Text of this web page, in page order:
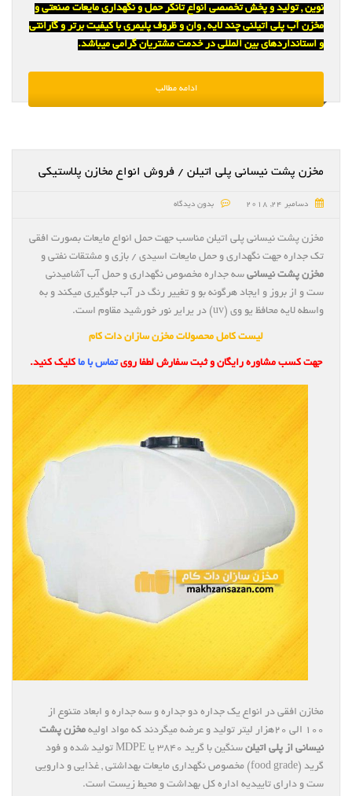
نوین , تولید و پخش تخصصی انواع تانکر حمل و نگهداری مایعات صنعتی و
مخزن آب پلی اتیلنی چند لایه , وان و ظروف پلیمری با کیفیت برتر و گارانتی
و استانداردهای بین المللی در خدمت مشتریان گرامی میباشد.
ادامه مطالب
مخزن پشت نیسانی پلی اتیلن / فروش انواع مخازن پلاستیکی
دسامبر 24, 2018 بدون دیدگاه
مخزن پشت نیسانی پلی اتیلن مناسب جهت حمل انواع مایعات بصورت افقی
تک جداره جهت نگهداری و حمل مایعات اسیدی / بازی و مشتقات نفتی و
مخزن پشت نیسانی سه جداره مخصوص نگهداری و حمل آب آشامیدنی
ست و از بروز و ایجاد هرگونه بو و تغییر رنگ در آب جلوگیری میکند و به
واسطه لایه محافظ یو وی (uv) در یرایر نور خورشید مقاوم است.
لیست کامل محصولات مخزن سازان دات کام
جهت کسب مشاوره رایگان و ثبت سفارش لطفا رویتماس با ما کلیک کنید.
مخازن افقی در انواع یک جداره دو جداره و سه جداره و ابعاد متنوع از
۱۰۰ الی ۲۰هزار لیتر تولید و عرضه میگردند که مواد اولیه
مخزن پشت
نیسانی از پلی اتیلن
سنگین با گرید ۳۸۴۰ یا MDPE تولید شده و فود
گرید (food grade) مخصوص نگهداری مایعات بهداشتی , غذایی و دارویی
ست و دارای تاییدیه اداره کل بهداشت و محیط زیست است.